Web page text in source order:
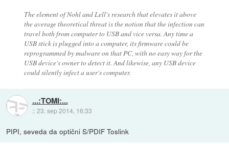
The element of Nohl and Lell's research that elevates it above
the average theoretical threat is the notion that the infection can
travel both from computer to USB and vice versa. Any time a
USB stick is plugged into a computer, its firmware could be
reprogrammed by malware on that PC, with no easy way for the
USB device's owner to detect it. And likewise, any USB device
could silently infect a user's computer.
...:TOMI:...
::23. sep 2014, 16:33
PIPI, seveda da optični S/PDIF Toslink